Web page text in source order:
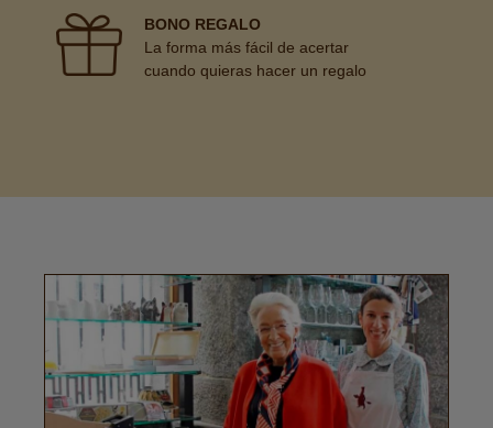
BONO REGALO
La forma más fácil de acertar
cuando quieras hacer un regalo